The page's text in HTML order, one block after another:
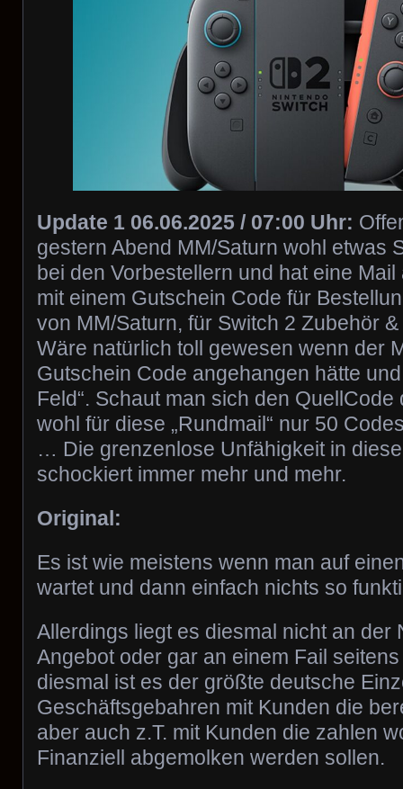
Update 1 06.06.2025 / 07:00 Uhr:
gestern Abend MM/Saturn wohl etwas
bei den Vorbestellern und hat eine
mit einem Gutschein Code für
von MM/Saturn, für Switch 2 Zubehör
Wäre natürlich toll gewesen wenn der
Gutschein Code angehangen hätte
Feld“. Schaut man sich den
wohl für diese „Rundmail“ nur 50
… Die grenzenlose Unfähigkeit in
schockiert immer mehr und mehr.
Original:
Es ist wie meistens wenn man auf
wartet und dann einfach nichts so
Allerdings liegt es diesmal nicht an der
Angebot oder gar an einem Fail
diesmal ist es der größte deutsche
Geschäftsgebahren mit Kunden die
aber auch z.T. mit Kunden die zahlen
Finanziell abgemolken werden sollen.